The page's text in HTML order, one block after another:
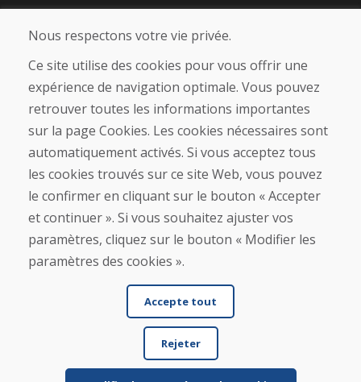
Blog
À propos de nous
Contact
Achat
Boutique en ligne
Expédition et paiement
Procédure de réclamation
Politique de retour et d’échange
Politique de confidentialité (RGPD)
Gestion des Cookies
© DOMIVOSPORT 2026, tous droits réservés
Nous respectons votre vie privée.
Ce site utilise des cookies pour vous offrir une
expérience de navigation optimale. Vous pouvez
retrouver toutes les informations importantes
sur la page Cookies. Les cookies nécessaires sont
automatiquement activés. Si vous acceptez tous
les cookies trouvés sur ce site Web, vous pouvez
le confirmer en cliquant sur le bouton « Accepter
et continuer ». Si vous souhaitez ajuster vos
paramètres, cliquez sur le bouton « Modifier les
paramètres des cookies ».
Accepte tout
Rejeter